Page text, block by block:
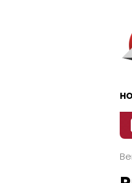
Dampak El Nino,